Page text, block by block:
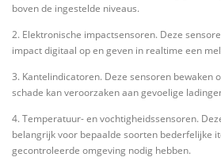
boven de ingestelde niveaus.
2. Elektronische impactsensoren. Deze
impact digitaal op en geven in realtime een
3. Kantelindicatoren. Deze sensoren bewaken
schade kan veroorzaken aan gevoelige
4. Temperatuur- en vochtigheidssensoren.
belangrijk voor bepaalde soorten bederfelijke
gecontroleerde omgeving nodig hebben.